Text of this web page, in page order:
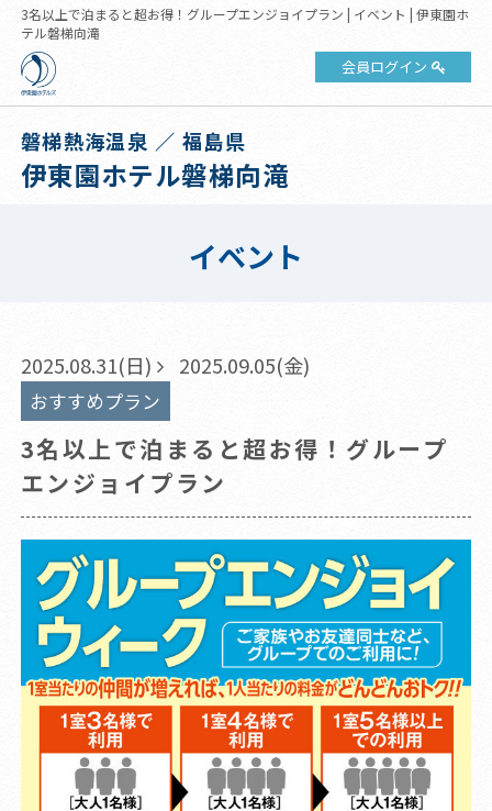
3名以上で泊まると超お得！グループエンジョイプラン | イベント | 伊東園ホ
テル磐梯向滝
会員ログイン
磐梯熱海温泉 ／ 福島県
伊東園ホテル磐梯向滝
イベント
2025.08.31(日) 2025.09.05(金)
おすすめプラン
3名以上で泊まると超お得！グループ
エンジョイプラン